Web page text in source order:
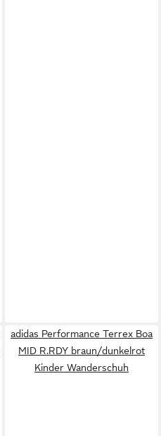
adidas Performance Terrex Boa
MID R.RDY braun/dunkelrot
Kinder Wanderschuh